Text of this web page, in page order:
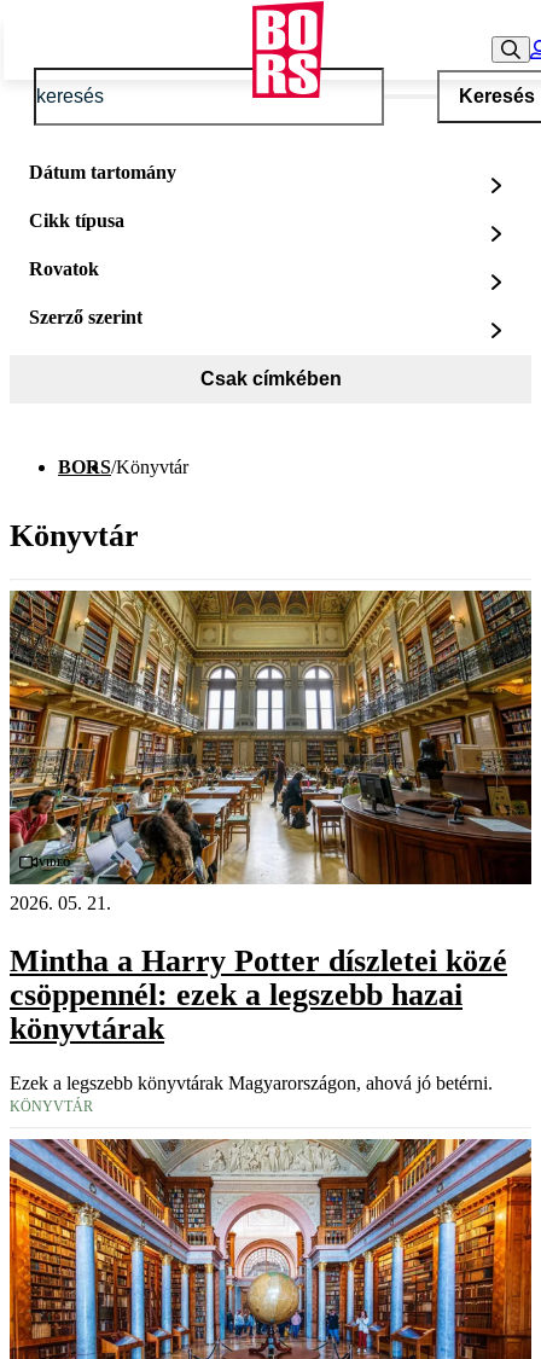
Keresés
Dátum tartomány
Cikk típusa
Rovatok
Szerző szerint
Csak címkében
BORS/Könyvtár
Könyvtár
Videó
2026. 05. 21.
Mintha a Harry Potter díszletei közé
csöppennél: ezek a legszebb hazai
könyvtárak
Ezek a legszebb könyvtárak Magyarországon, ahová jó betérni.
KÖNYVTÁR